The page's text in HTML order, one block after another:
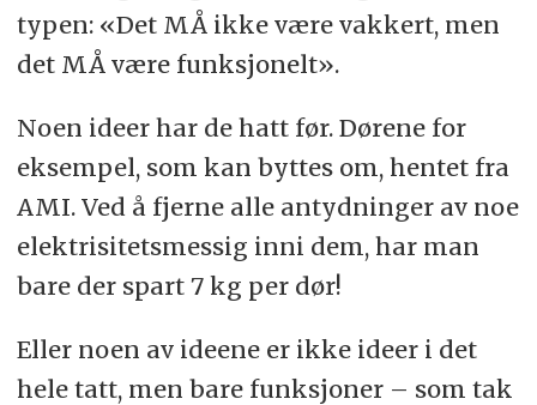
typen: «Det MÅ ikke være vakkert, men
det MÅ være funksjonelt».
Noen ideer har de hatt før. Dørene for
eksempel, som kan byttes om, hentet fra
AMI. Ved å fjerne alle antydninger av noe
elektrisitetsmessig inni dem, har man
bare der spart 7 kg per dør!
Eller noen av ideene er ikke ideer i det
hele tatt, men bare funksjoner – som tak